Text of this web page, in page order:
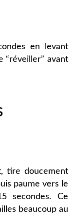
en levant
“réveiller” avant
tire doucement
paume vers le
secondes. Ce
beaucoup au